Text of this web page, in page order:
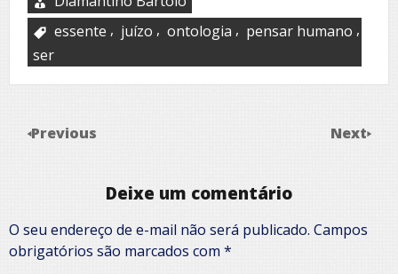
essente , juízo , ontologia , pensar humano ,
ser
Previous Next
Deixe um comentário
O seu endereço de e-mail não será publicado. Campos
obrigatórios são marcados com *